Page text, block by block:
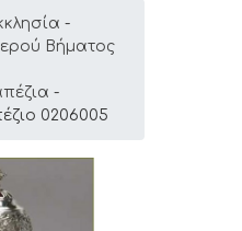
Βήματος
0206005